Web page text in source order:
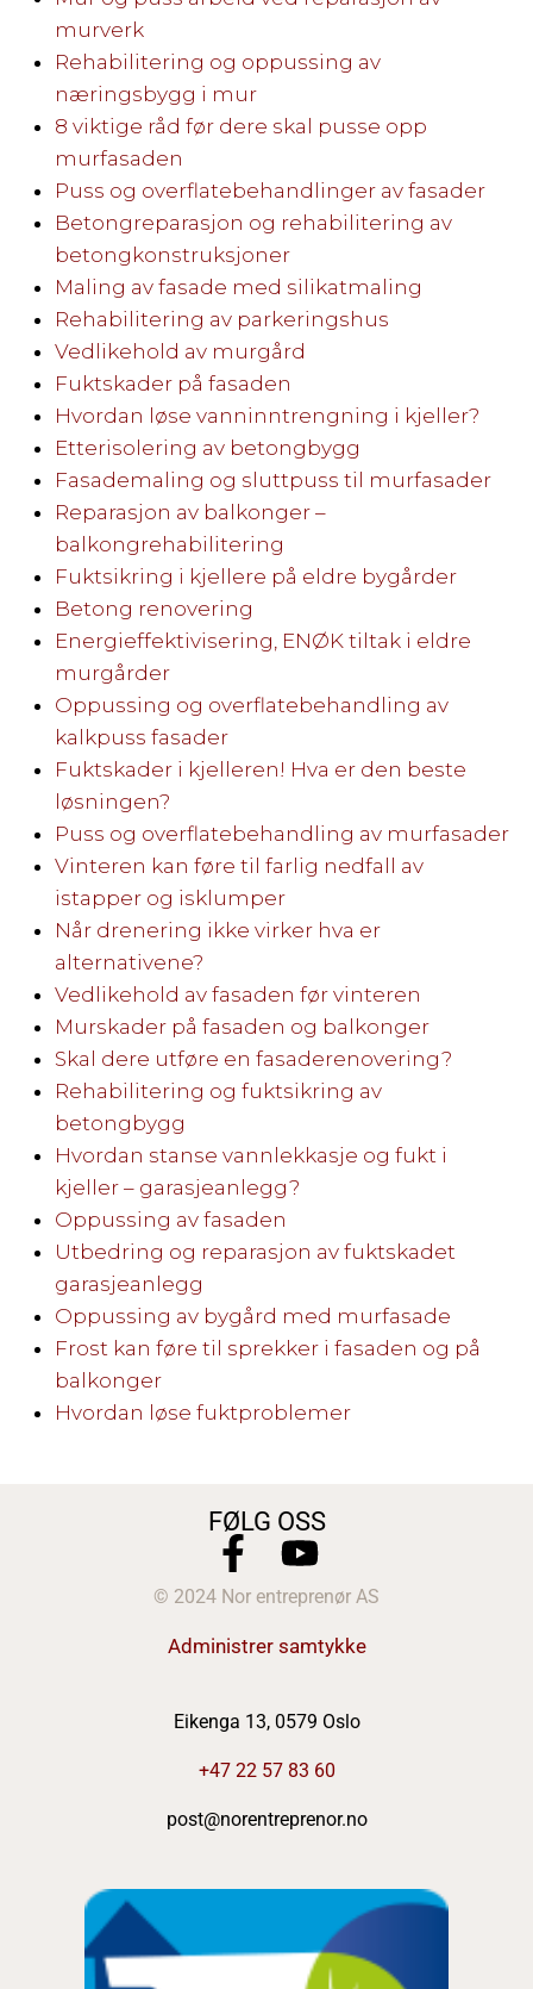
murverk
Rehabilitering og oppussing av
næringsbygg i mur
8 viktige råd før dere skal pusse opp
murfasaden
Puss og overflatebehandlinger av fasader
Betongreparasjon og rehabilitering av
betongkonstruksjoner
Maling av fasade med silikatmaling
Rehabilitering av parkeringshus
Vedlikehold av murgård
Fuktskader på fasaden
Hvordan løse vanninntrengning i kjeller?
Etterisolering av betongbygg
Fasademaling og sluttpuss til murfasader
Reparasjon av balkonger –
balkongrehabilitering
Fuktsikring i kjellere på eldre bygårder
Betong renovering
Energieffektivisering, ENØK tiltak i eldre
murgårder
Oppussing og overflatebehandling av
kalkpuss fasader
Fuktskader i kjelleren! Hva er den beste
løsningen?
Puss og overflatebehandling av murfasader
Vinteren kan føre til farlig nedfall av
istapper og isklumper
Når drenering ikke virker hva er
alternativene?
Vedlikehold av fasaden før vinteren
Murskader på fasaden og balkonger
Skal dere utføre en fasaderenovering?
Rehabilitering og fuktsikring av
betongbygg
Hvordan stanse vannlekkasje og fukt i
kjeller – garasjeanlegg?
Oppussing av fasaden
Utbedring og reparasjon av fuktskadet
garasjeanlegg
Oppussing av bygård med murfasade
Frost kan føre til sprekker i fasaden og på
balkonger
Hvordan løse fuktproblemer
FØLG OSS
© 2024 Nor entreprenør AS
Administrer samtykke
Eikenga 13, 0579 Oslo
+47 22 57 83 60
post@norentreprenor.no